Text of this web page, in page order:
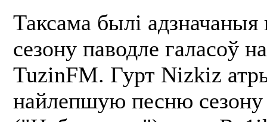
Таксама былі
сезону паводле галасоў
TuzinFM. Гурт Nizkiz
найлепшую песню сезону